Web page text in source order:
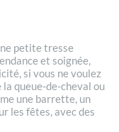
petite tresse
et soignée,
si vous ne voulez
queue-de-cheval ou
une barrette, un
les fêtes, avec des